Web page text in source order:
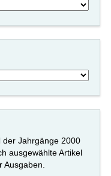
der Jahrgänge 2000
ausgewählte Artikel